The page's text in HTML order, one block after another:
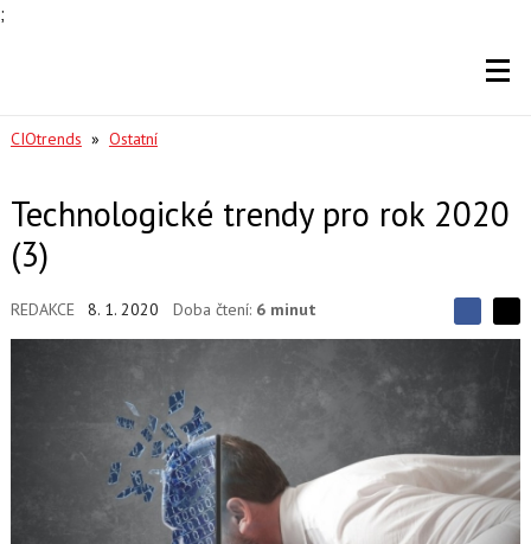
;
CIOtrends » Ostatní
Technologické trendy pro rok 2020
(3)
REDAKCE 8. 1. 2020 Doba čtení: 6 minut
S
t
S
e
n
a
F
a
e
n
a
s